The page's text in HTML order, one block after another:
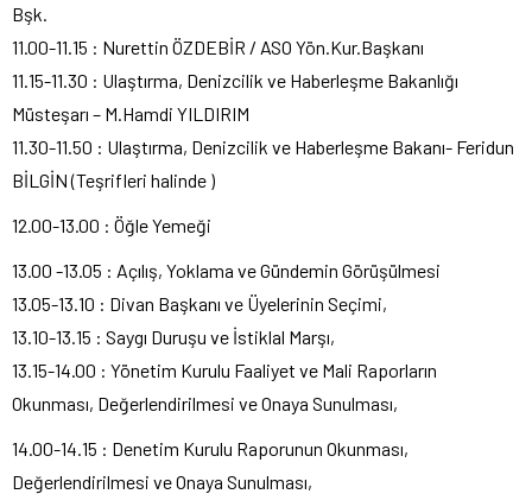
Bşk.
11.00-11.15 : Nurettin ÖZDEBİR / ASO Yön.Kur.Başkanı
11.15-11.30 : Ulaştırma, Denizcilik ve Haberleşme Bakanlığı
Müsteşarı – M.Hamdi YILDIRIM
11.30-11.50 : Ulaştırma, Denizcilik ve Haberleşme Bakanı- Feridun
BİLGİN (Teşrifleri halinde )
12.00-13.00 : Öğle Yemeği
13.00 -13.05 : Açılış, Yoklama ve Gündemin Görüşülmesi
13.05-13.10 : Divan Başkanı ve Üyelerinin Seçimi,
13.10-13.15 : Saygı Duruşu ve İstiklal Marşı,
13.15-14.00 : Yönetim Kurulu Faaliyet ve Mali Raporların
Okunması, Değerlendirilmesi ve Onaya Sunulması,
14.00-14.15 : Denetim Kurulu Raporunun Okunması,
Değerlendirilmesi ve Onaya Sunulması,